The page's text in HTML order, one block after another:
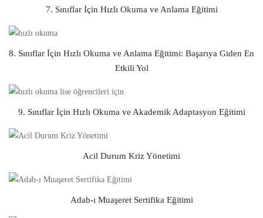
7. Sınıflar İçin Hızlı Okuma ve Anlama Eğitimi
8. Sınıflar İçin Hızlı Okuma ve Anlama Eğitimi: Başarıya Giden En
Etkili Yol
9. Sınıflar İçin Hızlı Okuma ve Akademik Adaptasyon Eğitimi
Acil Durum Kriz Yönetimi
Adab-ı Muaşeret Sertifika Eğitimi